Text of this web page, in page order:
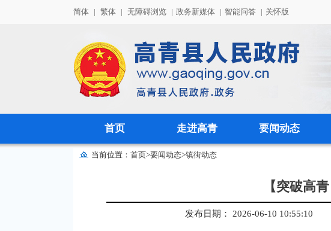
简体 | 繁体 | 无障碍浏览 | 政务新媒体 | 智能问答 | 关怀版
首页 走进高青 要闻动态
当前位置： 首页>要闻动态>镇街动态
【突破高
发布日期： 2026-06-10 10:55:10